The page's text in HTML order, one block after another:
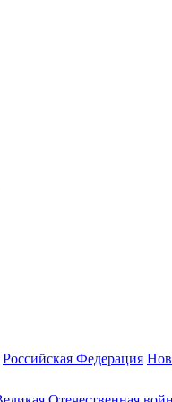
Российская Федерация